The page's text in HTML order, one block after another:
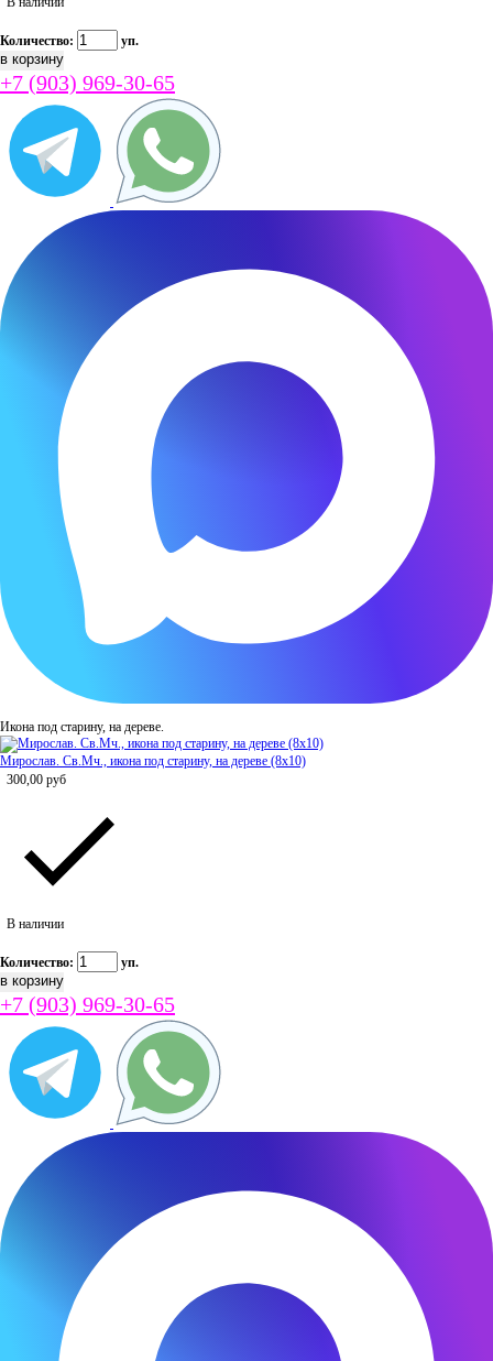
Количество: уп.
+7 (903) 969-30-65
Икона под старину, на дереве.
Мирослав. Св.Мч., икона под старину, на дереве (8x10)
300,00 руб
В наличии
Количество: уп.
+7 (903) 969-30-65